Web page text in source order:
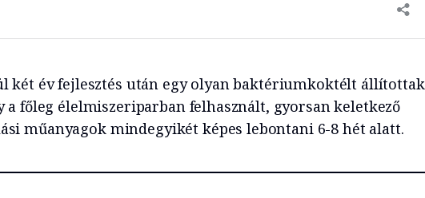
két év fejlesztés után egy olyan baktériumkoktélt állítottak
a főleg élelmiszeriparban felhasznált, gyorsan keletkező
műanyagok mindegyikét képes lebontani 6-8 hét alatt.